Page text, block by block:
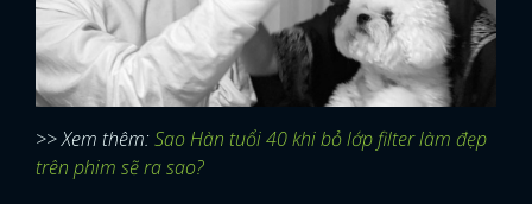
>> Xem thêm:Sao Hàn tuổi 40 khi bỏ lớp filter làm đẹp
trên phim sẽ ra sao?